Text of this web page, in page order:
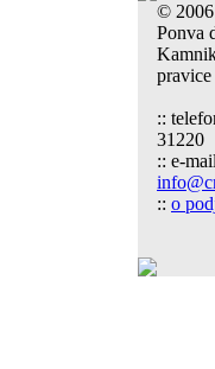
©
Ponva
pravice
::
31220
:: e-
:: o